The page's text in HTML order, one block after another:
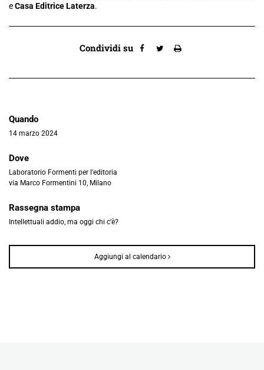
Quando
14 marzo 2024
Dove
Laboratorio Formenti per l'editoria
via Marco Formentini 10, Milano
Rassegna stampa
Intellettuali addio, ma oggi chi c’è?
Aggiungi al calendario
Condividi su
eCasa Editrice Laterza.